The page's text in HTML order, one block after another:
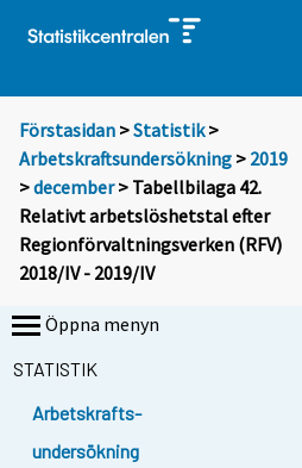
Förstasidan >Statistik >
Arbetskraftsundersökning > 2019
>december> Tabellbilaga 42.
Relativt arbetslöshetstal efter
Regionförvaltningsverken (RFV)
2018/IV - 2019/IV
Öppna menyn
STATISTIK
Arbetskrafts-
undersökning